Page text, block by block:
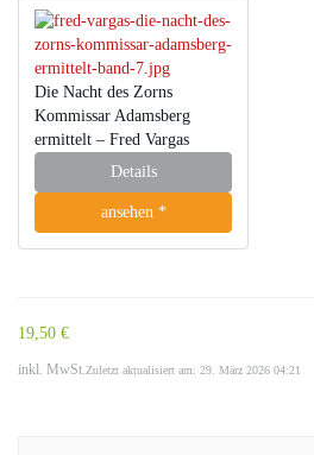
Die Nacht des Zorns
Kommissar Adamsberg
ermittelt – Fred Vargas
Details
ansehen *
19,50 €
inkl. MwSt. Zuletzt aktualisiert am: 29. März 2026 04:21